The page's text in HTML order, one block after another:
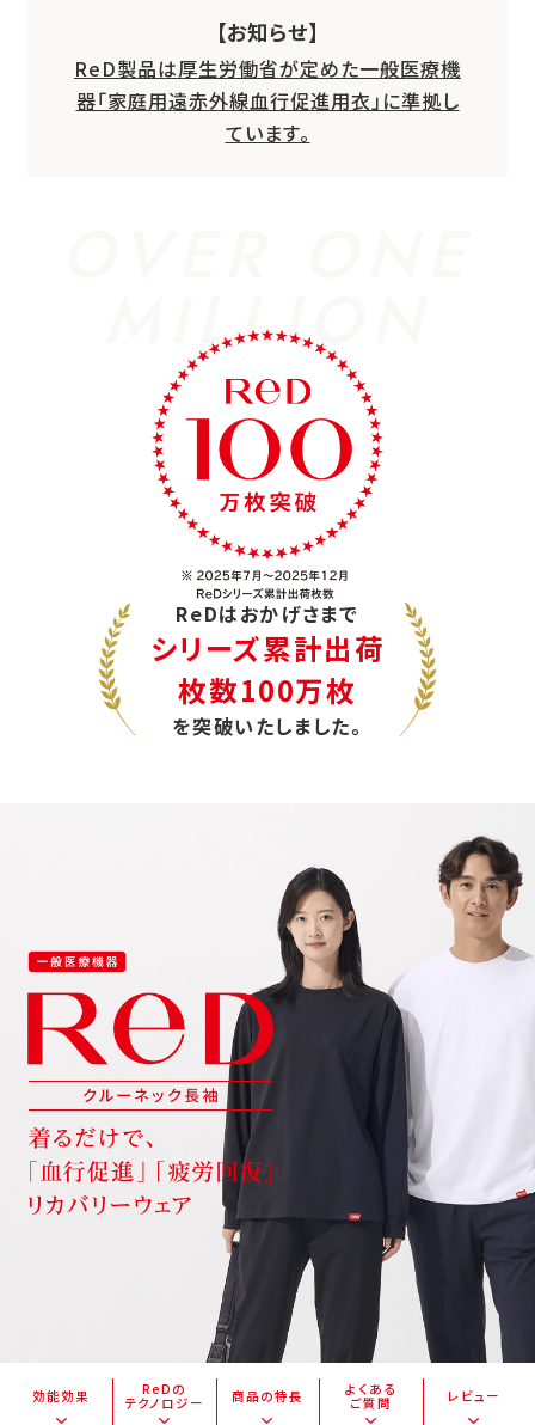
【お知らせ】
ReD製品は厚生労働省が定めた一般医療機
器「家庭用遠赤外線血行促進用衣」に準拠し
ています。
MILLION
ReDはおかげさまで
シリーズ累計出荷
枚数100万枚
を突破いたしました。
効能効果
ReDの
テクノロジー
商品の特長
よくある
ご質問
レビュー